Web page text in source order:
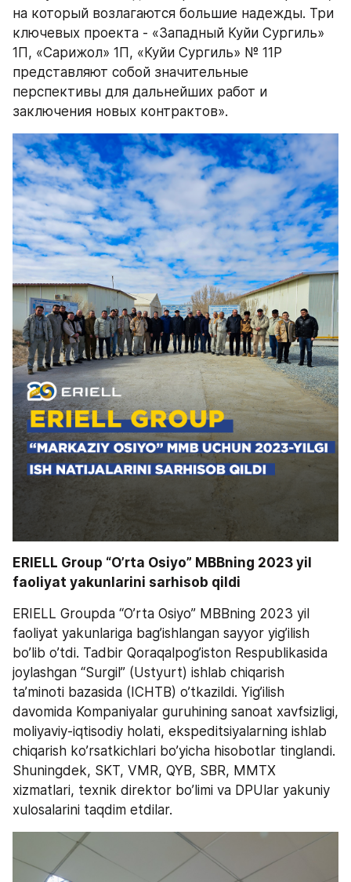
на который возлагаются большие надежды. Три
ключевых проекта - «Западный Куйи Сургиль»
1П, «Сарижол» 1П, «Куйи Сургиль» № 11Р
представляют собой значительные
перспективы для дальнейших работ и
заключения новых контрактов».
ERIELL Group “O’rta Osiyo” MBBning 2023 yil
faoliyat yakunlarini sarhisob qildi
ERIELL Groupda “O’rta Osiyo” MBBning 2023 yil
faoliyat yakunlariga bag’ishlangan sayyor yig’ilish
bo’lib o’tdi. Tadbir Qoraqalpog’iston Respublikasida
joylashgan “Surgil” (Ustyurt) ishlab chiqarish
ta’minoti bazasida (ICHTB) o’tkazildi. Yig’ilish
davomida Kompaniyalar guruhining sanoat xavfsizligi,
moliyaviy-iqtisodiy holati, ekspeditsiyalarning ishlab
chiqarish ko’rsatkichlari bo’yicha hisobotlar tinglandi.
Shuningdek, SKT, VMR, QYB, SBR, MMTX
xizmatlari, texnik direktor bo’limi va DPUlar yakuniy
xulosalarini taqdim etdilar.